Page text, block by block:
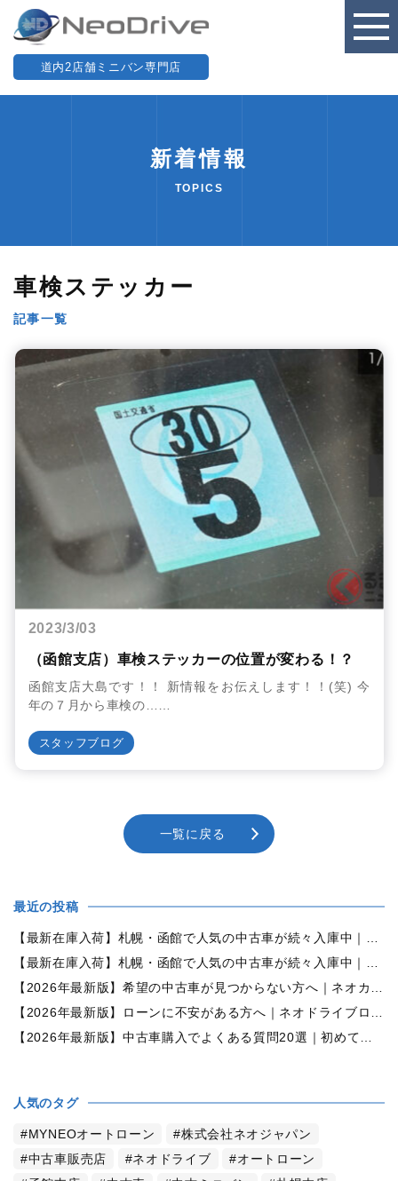
道内2店舗ミニバン専門店
新着情報
TOPICS
車検ステッカー
記事一覧
2023/3/03
（函館支店）車検ステッカーの位置が変わる！？
函館支店大島です！！ 新情報をお伝えします！！(笑) 今
年の７月から車検の……
スタッフブログ
一覧に戻る
最近の投稿
人気のタグ
MYNEOオートローン
株式会社ネオジャパン
中古車販売店
ネオドライブ
オートローン